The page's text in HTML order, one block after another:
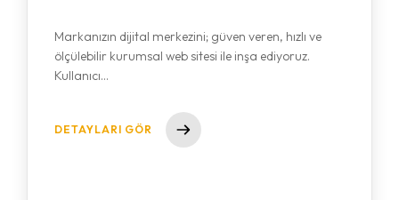
Markanızın dijital merkezini; güven veren, hızlı ve
ölçülebilir kurumsal web sitesi ile inşa ediyoruz.
Kullanıcı…
DETAYLARI GÖR